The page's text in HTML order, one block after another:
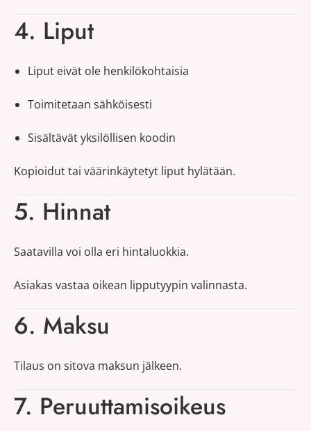
4. Liput
Liput eivät ole henkilökohtaisia
Toimitetaan sähköisesti
Sisältävät yksilöllisen koodin
Kopioidut tai väärinkäytetyt liput hylätään.
5. Hinnat
Saatavilla voi olla eri hintaluokkia.
Asiakas vastaa oikean lipputyypin valinnasta.
6. Maksu
Tilaus on sitova maksun jälkeen.
7. Peruuttamisoikeus